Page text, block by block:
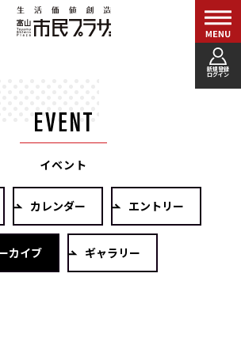
新規登録
ログイン
イベント
カレンダー エントリー
カイブ ギャラリー